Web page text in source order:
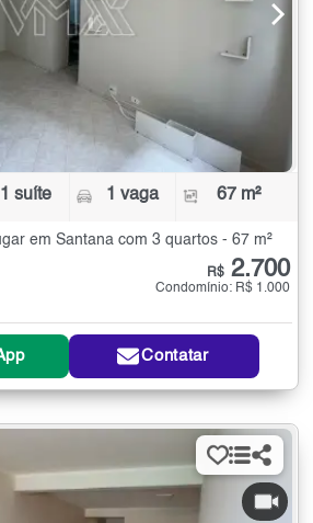
1 suíte 1 vaga 67 m²
em Santana com 3 quartos - 67 m²
R$ 2.700
Condomínio: R$ 1.000
Contatar